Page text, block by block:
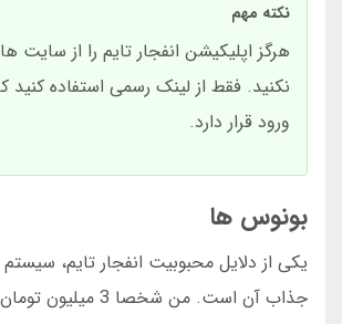
نکته مهم
هرگز اپلیکیشن انفجار تایم را از سایت
نکنید. فقط از لینک رسمی استفاده
ورود قرار دارد.
بونوس ها
یکی از دلایل محبوبیت انفجار تایم،
جذاب آن است. من شخصا